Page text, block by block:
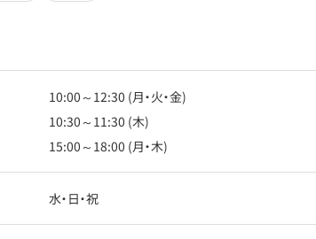
10:00～12:30 (月・火・金)
10:30～11:30 (木)
15:00～18:00 (月・木)
水・日・祝